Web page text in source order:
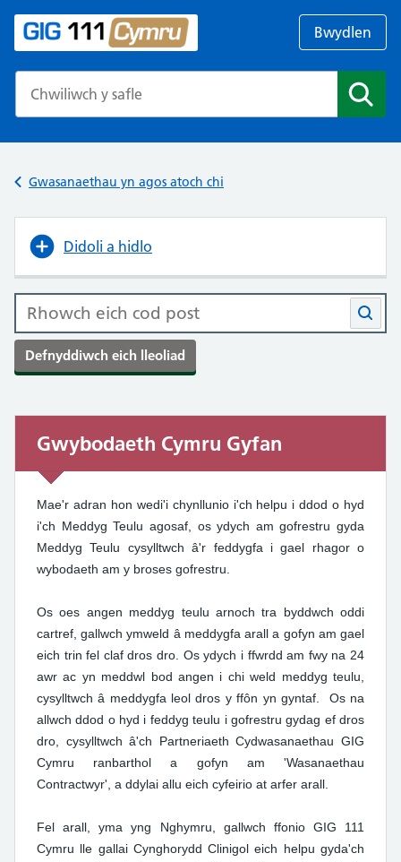
Bwydlen
Gwasanaethau yn agos atoch chi
Didoli a hidlo
Gwybodaeth Cymru Gyfan
Gwybodaeth Cymru Gyfan
Mae'r adran hon wedi'i chynllunio i'ch helpu i ddod o hyd
i'ch Meddyg Teulu agosaf, os ydych am gofrestru gyda
Meddyg Teulu cysylltwch â'r feddygfa i gael rhagor o
wybodaeth am y broses gofrestru.
Os oes angen meddyg teulu arnoch tra byddwch oddi
cartref, gallwch ymweld â meddygfa arall a gofyn am gael
eich trin fel claf dros dro. Os ydych i ffwrdd am fwy na 24
awr ac yn meddwl bod angen i chi weld meddyg teulu,
cysylltwch â meddygfa leol dros y ffôn yn gyntaf. Os na
allwch ddod o hyd i feddyg teulu i gofrestru gydag ef dros
dro, cysylltwch â'ch Partneriaeth Cydwasanaethau GIG
Cymru ranbarthol a gofyn am 'Wasanaethau
Contractwyr', a ddylai allu eich cyfeirio at arfer arall.
Fel arall, yma yng Nghymru, gallwch ffonio GIG 111
Cymru lle gallai Cynghorydd Clinigol eich helpu gyda'ch